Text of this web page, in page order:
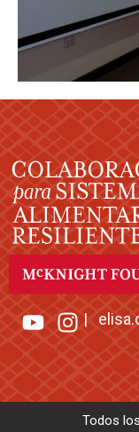
|
Todos